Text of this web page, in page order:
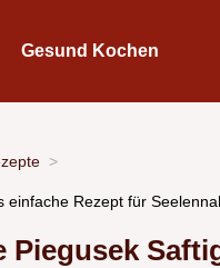
Gesund Kochen
einfache Rezept für
Piegusek